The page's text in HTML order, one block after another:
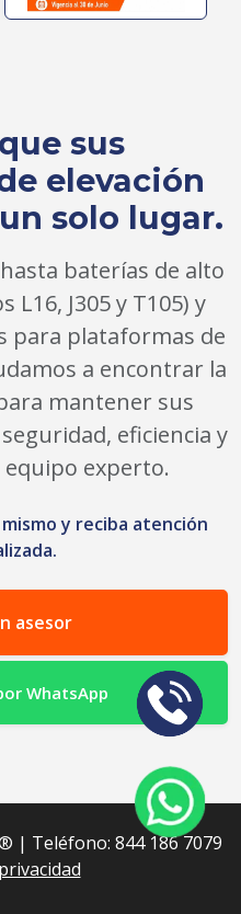
sus
elevación
solo lugar.
baterías de alto
J305 y T105) y
para plataformas de
a encontrar la
mantener sus
eficiencia y
experto.
y reciba atención
asesor
WhatsApp
| Teléfono: 844 186 7079